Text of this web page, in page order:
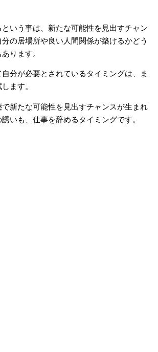
いう事は、新たな可能性を見出すチャン
の居場所や良い人間関係が築けるかどう
ります。
分が必要とされているタイミングは、ま
ます。
で新たな可能性を見出すチャンスが生まれ
いも、仕事を辞めるタイミングです。